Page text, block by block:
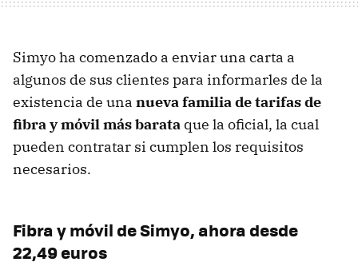
Simyo ha comenzado a enviar una carta a
algunos de sus clientes para informarles de la
existencia de una nueva familia de tarifas de
fibra y móvil más barata que la oficial, la cual
pueden contratar si cumplen los requisitos
necesarios.
Fibra y móvil de Simyo, ahora desde
22,49 euros